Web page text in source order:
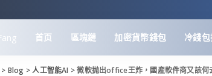
首页 區塊鏈 加密貨幣錢包 冷錢
> Blog >人工智能AI >微軟抛出office王炸，國產軟件商又該何